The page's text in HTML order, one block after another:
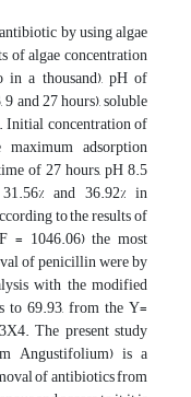
by using algae
of algae concentration
in a thousand), pH of
and 27 hours), soluble
Initial concentration of
adsorption
of 27 hours, pH 8.5
and 36.92% in
to the results of
= 1046.06) the most
of penicillin were by
with the modified
to 69.93, from the Y=
The present study
Angustifolium) is a
of antibiotics from